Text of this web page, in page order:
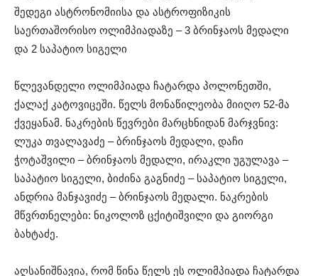
შედეგი ასტრონომიისა და ასტროფიზიკის
საერთაშორისო ოლიმპიადაზე – 3 ბრინჯაოს მედალი
და 2 საპატიო სიგელი
წლევანდელი ოლიმპიადა ჩატარდა პოლონეთში,
ქალაქ კატოვიცეში. წელს მონაწილეობა მიიღო 52-მა
ქვეყანამ. ნაკრების წევრები მარცხნიდან მარჯვნივ:
ლუკა თვალავაძე – ბრინჯაოს მედალი, დაჩი
ჭოტაშვილი – ბრინჯაოს მედალი, ირაკლი უგულავა –
საპატიო სიგელი, ბიძინა გაგნიძე – საპატიო სიგელი,
ანდრია მანჯავიძე – ბრინჯაოს მედალი. ნაკრების
მწვრთნელები: ნიკოლოზ ცქიტიშვილი და გიორგი
ბახტაძე.
აღსანიშნავია, რომ წინა წელს ეს ოლიმპიადა ჩატარდა